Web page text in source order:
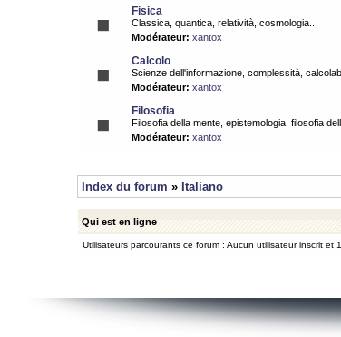
Fisica
Classica, quantica, relatività, cosmologia..
Modérateur: xantox
Calcolo
Scienze dell'informazione, complessità,
Modérateur: xantox
Filosofia
Filosofia della mente, epistemologia, filosofia
Modérateur: xantox
Index du forum » Italiano
Qui est en ligne
Utilisateurs parcourants ce forum : Aucun utilisateur inscrit et